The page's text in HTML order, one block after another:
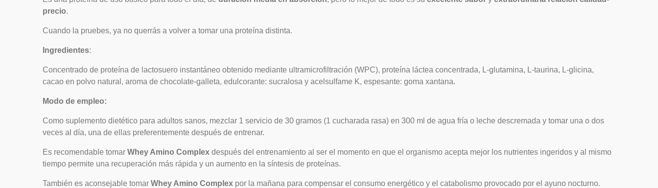
precio.
Cuando la pruebes, ya no querrás a volver a tomar una proteína distinta.
Ingredientes:
Concentrado de proteína de lactosuero instantáneo obtenido mediante ultramicrofiltración (WPC), proteína láctea concentrada, L-glutamina, L-taurina, L-glicina,
cacao en polvo natural, aroma de chocolate-galleta, edulcorante: sucralosa y acelsulfame K, espesante: goma xantana.
Modo de empleo:
Como suplemento dietético para adultos sanos, mezclar 1 servicio de 30 gramos (1 cucharada rasa) en 300 ml de agua fría o leche descremada y tomar una o dos
veces al día, una de ellas preferentemente después de entrenar.
Es recomendable tomar Whey Amino Complex después del entrenamiento al ser el momento en que el organismo acepta mejor los nutrientes ingeridos y al mismo
tiempo permite una recuperación más rápida y un aumento en la síntesis de proteínas.
También es aconsejable tomar Whey Amino Complex por la mañana para compensar el consumo energético y el catabolismo provocado por el ayuno nocturno.